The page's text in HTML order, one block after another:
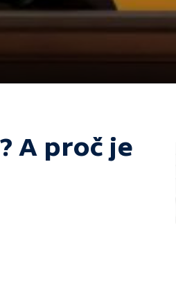
A proč je